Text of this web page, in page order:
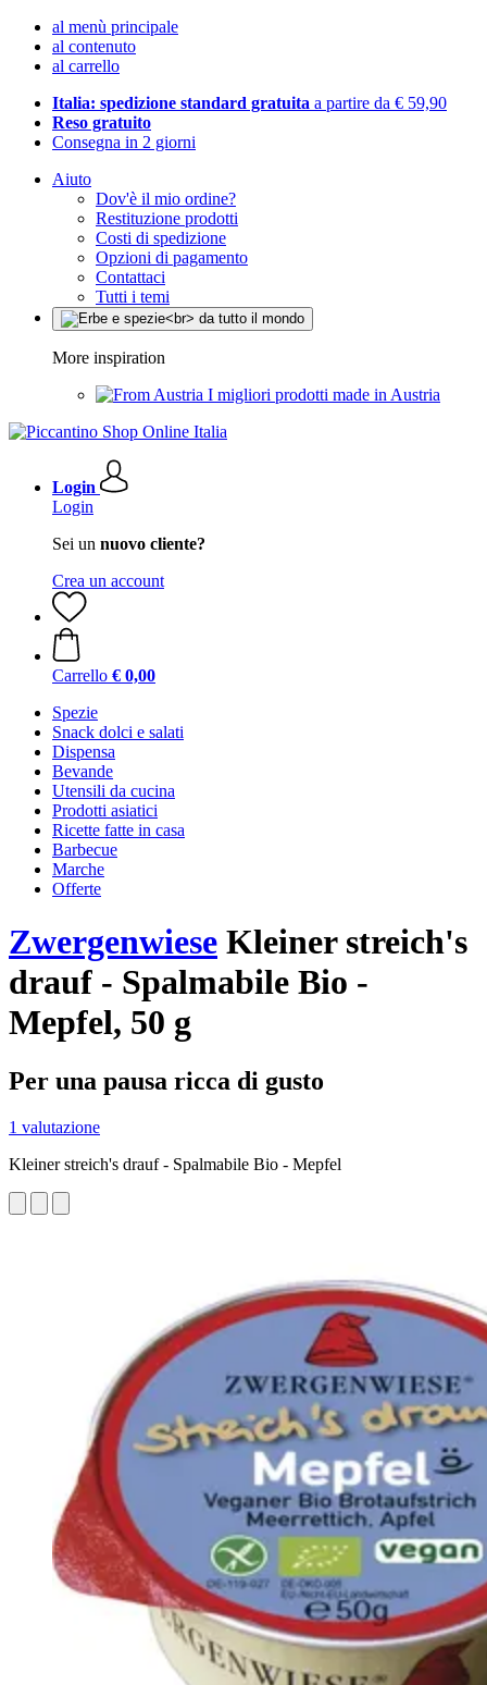
al menù principale
al contenuto
al carrello
Italia: spedizione standard gratuita a partire da € 59,90
Reso gratuito
Consegna in 2 giorni
Aiuto
Dov'è il mio ordine?
Restituzione prodotti
Costi di spedizione
Opzioni di pagamento
Contattaci
Tutti i temi
More inspiration
I migliori prodotti made in Austria
Login
Login
Sei un nuovo cliente?
Crea un account
Carrello € 0,00
Spezie
Snack dolci e salati
Dispensa
Bevande
Utensili da cucina
Prodotti asiatici
Ricette fatte in casa
Barbecue
Marche
Offerte
Zwergenwiese Kleiner streich's
drauf - Spalmabile Bio -
Mepfel, 50 g
Per una pausa ricca di gusto
1 valutazione
Kleiner streich's drauf - Spalmabile Bio - Mepfel